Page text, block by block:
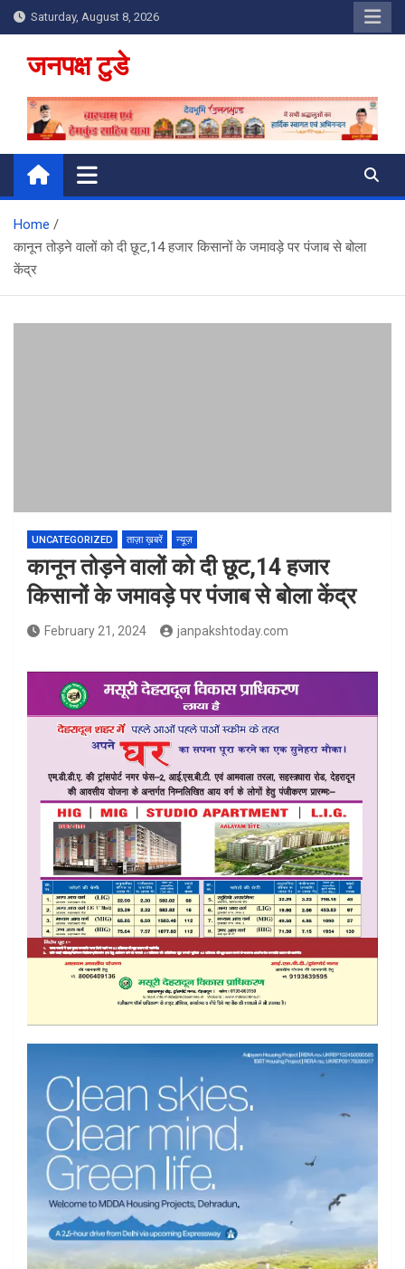
Skip
to
content
Saturday, August 8, 2026
जनपक्ष टुडे
Home
कानून तोड़ने वालों को दी छूट,14 हजार किसानों के जमावड़े पर पंजाब से बोला
केंद्र
UNCATEGORIZED ताज़ा ख़बरें न्यूज़
कानून तोड़ने वालों को दी छूट,14 हजार
किसानों के जमावड़े पर पंजाब से बोला केंद्र
February 21, 2024 janpakshtoday.com